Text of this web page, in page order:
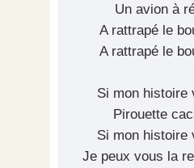
Un avion à
A rattrapé le
A rattrapé le
Si mon histoire
Pirouette
Si mon histoire
Je peux vous la